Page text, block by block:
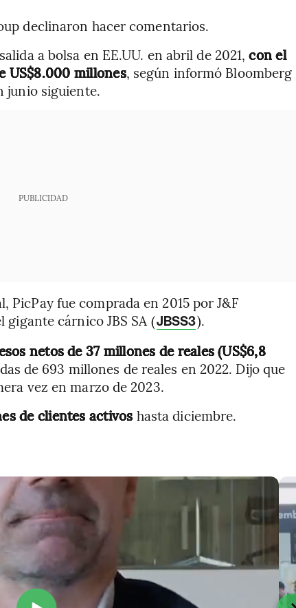
declinaron hacer comentarios.
a bolsa en EE.UU. en abril de 2021,con el
US$8.000 millones, según informó Bloomberg
junio siguiente.
PUBLICIDAD
PicPay fue comprada en 2015 por J&F
cárnico JBS SA (JBSS3).
netos de 37 millones de reales (US$6,8
de 693 millones de reales en 2022. Dijo que
vez en marzo de 2023.
de clientes activos hasta diciembre.